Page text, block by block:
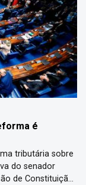
é
tributária sobre
do senador
de Constituição